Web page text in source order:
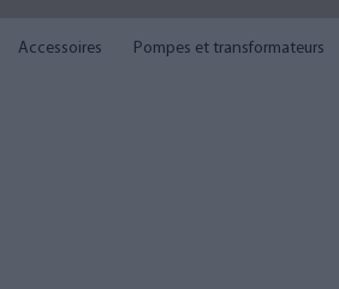
Accessoires Pompes et transformateurs